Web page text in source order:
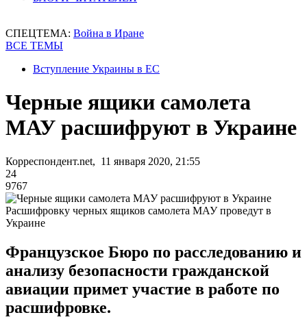
СПЕЦТЕМА: Война в Иране
ВСЕ ТЕМЫ
Вступление Украины в ЕС
Черные ящики самолета
МАУ расшифруют в Украине
Корреспондент.net, 11 января 2020, 21:55
24
9767
Расшифровку черных ящиков самолета МАУ проведут в
Украине
Французское Бюро по расследованию и
анализу безопасности гражданской
авиации примет участие в работе по
расшифровке.